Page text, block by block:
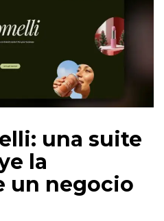
una suite
la
un negocio